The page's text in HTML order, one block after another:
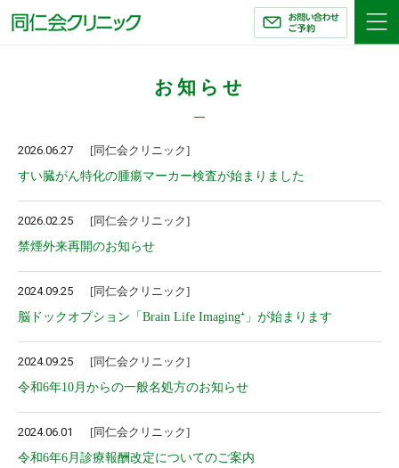
お知らせ
2026.06.27
同仁会クリニック
すい臓がん特化の腫瘍マーカー検査が始まりました
2026.02.25
同仁会クリニック
禁煙外来再開のお知らせ
2024.09.25
同仁会クリニック
脳ドックオプション「Brain Life Imaging⁺」が始まります
2024.09.25
同仁会クリニック
令和6年10月からの一般名処方のお知らせ
2024.06.01
同仁会クリニック
令和6年6月診療報酬改定についてのご案内